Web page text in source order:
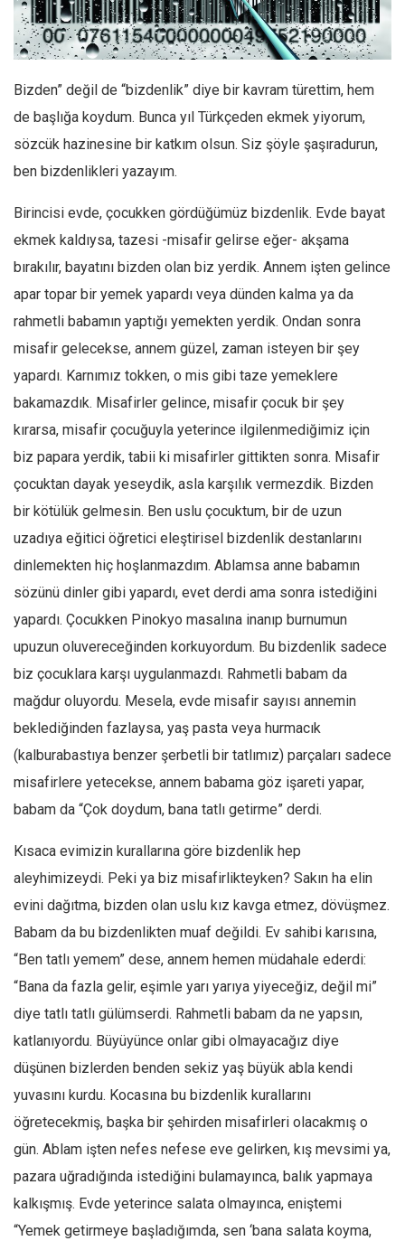
Facebook
Instagram
Editörden
Kemal Özer
Yvonne Ridley
Ömer Kayani
Yusuf Armağan
Hasanali Yıldırım
Leyla Şerif Emin
Selçuk Türkyılmaz
Mehmet Ali Tekin
Abir E. Nahas
Amina S. Jenenkovic
Bağdagül Öz
» Yazar arşivi
Bu Sayı
Tüm Sayılar
Kategoriler
Kültür Sanat
Karisi kitap sualleri
7 soruda bu hafta
Gıda-Beslenme
Hayat
Türkiye
Siyaset
Dünya
Avrupa
Asya
Afrika
İslam Dünyası
Bizden” değil de “bizdenlik” diye bir kavram türettim, hem
de başlığa koydum. Bunca yıl Türkçeden ekmek yiyorum,
sözcük hazinesine bir katkım olsun. Siz şöyle şaşıradurun,
ben bizdenlikleri yazayım.
Birincisi evde, çocukken gördüğümüz bizdenlik. Evde bayat
ekmek kaldıysa, tazesi -misafir gelirse eğer- akşama
bırakılır, bayatını bizden olan biz yerdik. Annem işten gelince
apar topar bir yemek yapardı veya dünden kalma ya da
rahmetli babamın yaptığı yemekten yerdik. Ondan sonra
misafir gelecekse, annem güzel, zaman isteyen bir şey
yapardı. Karnımız tokken, o mis gibi taze yemeklere
bakamazdık. Misafirler gelince, misafir çocuk bir şey
kırarsa, misafir çocuğuyla yeterince ilgilenmediğimiz için
biz papara yerdik, tabii ki misafirler gittikten sonra. Misafir
çocuktan dayak yeseydik, asla karşılık vermezdik. Bizden
bir kötülük gelmesin. Ben uslu çocuktum, bir de uzun
uzadıya eğitici öğretici eleştirisel bizdenlik destanlarını
dinlemekten hiç hoşlanmazdım. Ablamsa anne babamın
sözünü dinler gibi yapardı, evet derdi ama sonra istediğini
yapardı. Çocukken Pinokyo masalına inanıp burnumun
upuzun oluvereceğinden korkuyordum. Bu bizdenlik sadece
biz çocuklara karşı uygulanmazdı. Rahmetli babam da
mağdur oluyordu. Mesela, evde misafir sayısı annemin
beklediğinden fazlaysa, yaş pasta veya hurmacık
(kalburabastıya benzer şerbetli bir tatlımız) parçaları sadece
misafirlere yetecekse, annem babama göz işareti yapar,
babam da “Çok doydum, bana tatlı getirme” derdi.
Kısaca evimizin kurallarına göre bizdenlik hep
aleyhimizeydi. Peki ya biz misafirlikteyken? Sakın ha elin
evini dağıtma, bizden olan uslu kız kavga etmez, dövüşmez.
Babam da bu bizdenlikten muaf değildi. Ev sahibi karısına,
“Ben tatlı yemem” dese, annem hemen müdahale ederdi:
“Bana da fazla gelir, eşimle yarı yarıya yiyeceğiz, değil mi”
diye tatlı tatlı gülümserdi. Rahmetli babam da ne yapsın,
katlanıyordu. Büyüyünce onlar gibi olmayacağız diye
düşünen bizlerden benden sekiz yaş büyük abla kendi
yuvasını kurdu. Kocasına bu bizdenlik kurallarını
öğretecekmiş, başka bir şehirden misafirleri olacakmış o
gün. Ablam işten nefes nefese eve gelirken, kış mevsimi ya,
pazara uğradığında istediğini bulamayınca, balık yapmaya
kalkışmış. Evde yeterince salata olmayınca, eniştemi
“Yemek getirmeye başladığımda, sen ‘bana salata koyma,